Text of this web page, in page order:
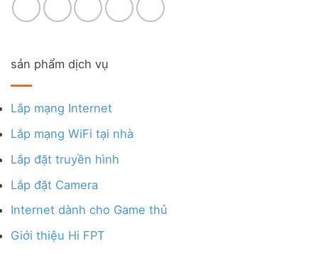
sản phẩm dịch vụ
Lắp mạng Internet
Lắp mạng WiFi tại nhà
Lắp đặt truyền hình
Lắp đặt Camera
Internet dành cho Game thủ
Giới thiệu Hi FPT